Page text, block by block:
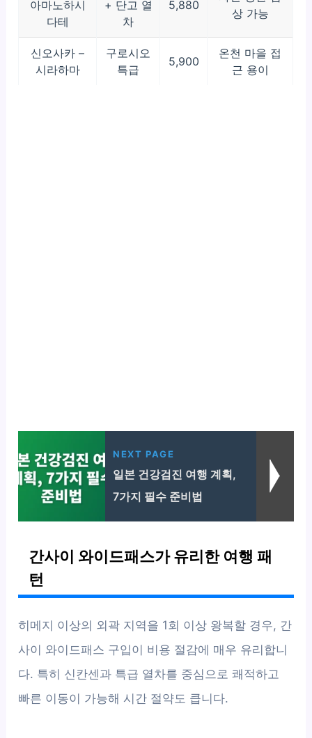
아마노하시
다테
+ 단고 열
차
5,880
상 가능
신오사카 –
시라하마
구로시오
특급
5,900
온천 마을 접
근 용이
NEXT PAGE
일본 건강검진 여행 계획,
7가지 필수 준비법
간사이 와이드패스가 유리한 여행 패
턴
히메지 이상의 외곽 지역을 1회 이상 왕복할 경우, 간
사이 와이드패스 구입이 비용 절감에 매우 유리합니
다. 특히 신칸센과 특급 열차를 중심으로 쾌적하고
빠른 이동이 가능해 시간 절약도 큽니다.